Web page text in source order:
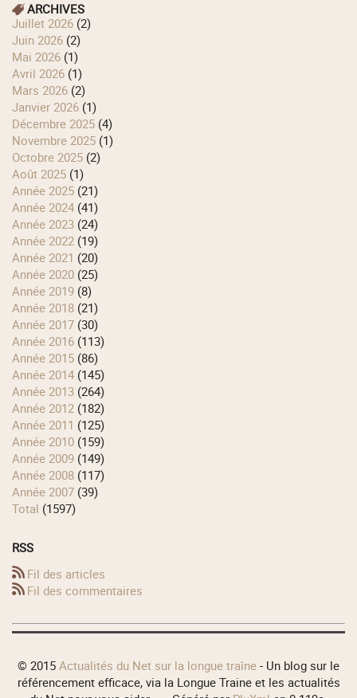
ARCHIVES
juillet 2026 (2)
juin 2026 (2)
mai 2026 (1)
avril 2026 (1)
mars 2026 (2)
janvier 2026 (1)
décembre 2025 (4)
novembre 2025 (1)
octobre 2025 (2)
août 2025 (1)
année 2025 (21)
année 2024 (41)
année 2023 (24)
année 2022 (19)
année 2021 (20)
année 2020 (25)
année 2019 (8)
année 2018 (21)
année 2017 (30)
année 2016 (113)
année 2015 (86)
année 2014 (145)
année 2013 (264)
année 2012 (182)
année 2011 (125)
année 2010 (159)
année 2009 (149)
année 2008 (117)
année 2007 (39)
total (1597)
RSS
Fil des articles
Fil des commentaires
© 2015 Actualités du Net sur la longue traîne - Un blog sur le
référencement efficace, via la Longue Traine et les actualités